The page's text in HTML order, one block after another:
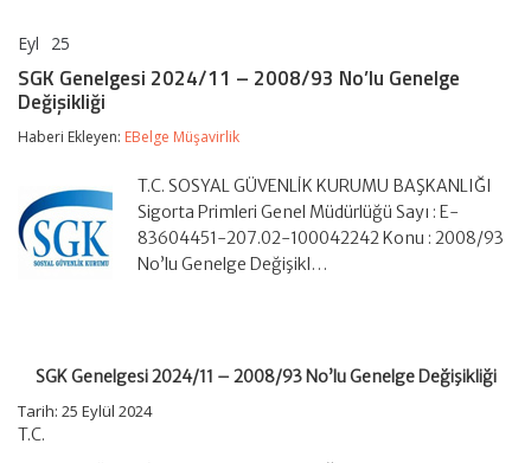
Eyl 25
2024/11
–
No’lu
Değişikliği
için
SGK Genelgesi 2024/11 – 2008/93 No’lu Genelge
Değişikliği
Haberi Ekleyen: EBelge Müşavirlik
T.C. SOSYAL GÜVENLİK KURUMU BAŞKANLIĞI
Sigorta Primleri Genel Müdürlüğü Sayı : E-
83604451-207.02-100042242 Konu : 2008/93
No’lu Genelge Değişikl…
SGK Genelgesi 2024/11 – 2008/93 No’lu Genelge Değişikliği
Tarih: 25 Eylül 2024
T.C.